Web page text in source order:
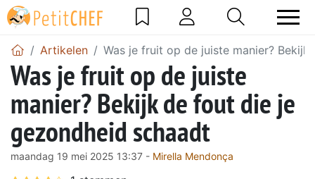
Artikelen Was je fruit op de juiste manier?
Was je fruit op de juiste
manier? Bekijk de fout die je
gezondheid schaadt
maandag 19 mei 2025 13:37 - Mirella Mendonça